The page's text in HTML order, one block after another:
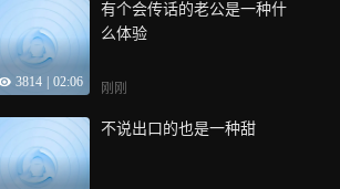
3814 02:06
有个会传话的老公是一种什
么体验
刚刚
不说出口的也是一种甜